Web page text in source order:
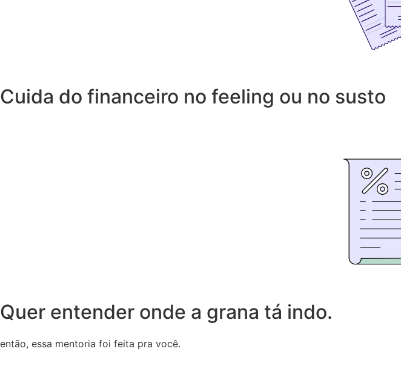
Cuida do financeiro no feeling ou no susto
Quer entender onde a grana tá indo.
então, essa mentoria foi feita pra você.